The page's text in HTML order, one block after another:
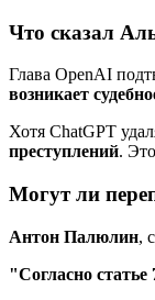
Что сказал
Глава OpenAI
возникает
Хотя ChatGPT
преступлений.
Могут ли
Антон Палюлин,
"Согласно